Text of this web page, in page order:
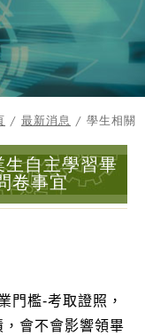
/ 最新消息 / 學生相關
自主學習畢
卷事宜
門檻-考取證照，
會不會影響領畢